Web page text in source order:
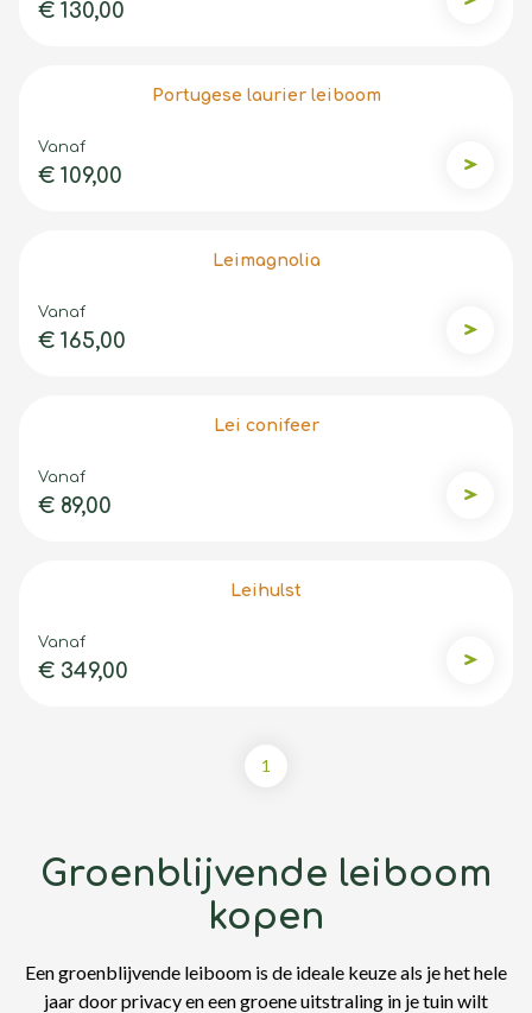
€ 130,00 Olijfwilg
Portugese laurier leiboom
Vanaf
€ 109,00
Leimagnolia
Vanaf
€ 165,00
Lei conifeer
Vanaf
€ 89,00 Lei
Leihulst
Vanaf
€ 349,00 Leihulst
1
Groenblijvende leiboom
kopen
Een groenblijvende leiboom is de ideale keuze als je het hele
jaar door privacy en een groene uitstraling in je tuin wilt